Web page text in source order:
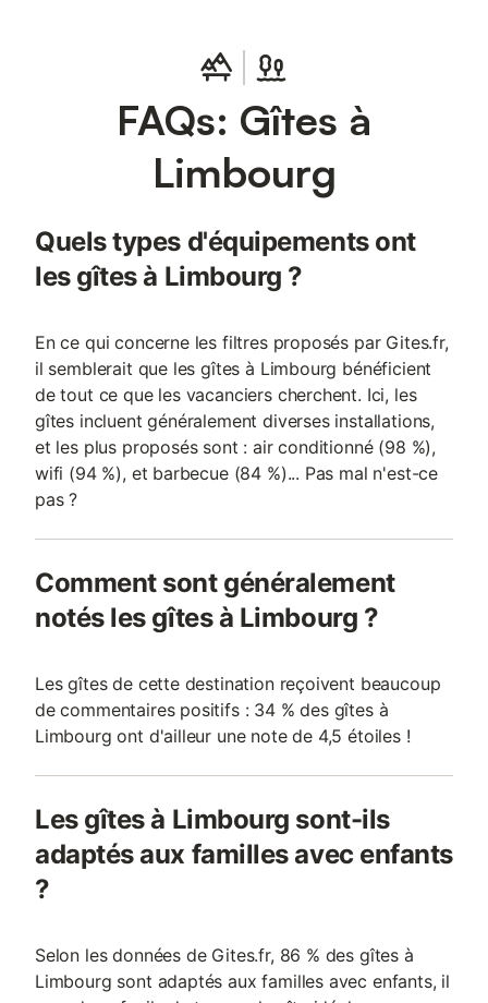
l'air conditionné. Parmi les équipements de salle de bains, vous
trouverez un sèche-cheveux, des serviettes et du papier
toilette. Dans la cuisine, vous trouverez un four, une plaque de
cuisson et un réfrigérateur, mais aussi une cafetière, une
voyager un peu plus léger, car le logement est équipé d'une
FAQs: Gîtes à
Limbourg
Quels types d'équipements ont
les gîtes à Limbourg ?
En ce qui concerne les filtres proposés par Gites.fr,
il semblerait que les gîtes à Limbourg bénéficient
de tout ce que les vacanciers cherchent. Ici, les
gîtes incluent généralement diverses installations,
et les plus proposés sont : air conditionné (98 %),
wifi (94 %), et barbecue (84 %)... Pas mal n'est-ce
pas ?
Comment sont généralement
notés les gîtes à Limbourg ?
Les gîtes de cette destination reçoivent beaucoup
de commentaires positifs : 34 % des gîtes à
Limbourg ont d'ailleur une note de 4,5 étoiles !
Les gîtes à Limbourg sont-ils
adaptés aux familles avec enfants
?
Selon les données de Gites.fr, 86 % des gîtes à
Limbourg sont adaptés aux familles avec enfants, il